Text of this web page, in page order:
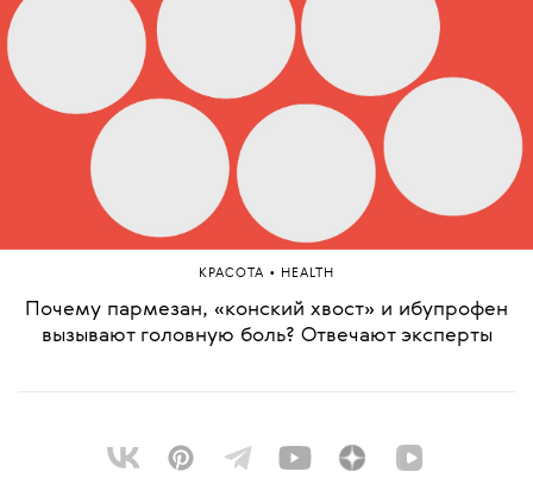
КРАСОТА • HEALTH
Почему пармезан, «конский хвост» и ибупрофен
вызывают головную боль? Отвечают эксперты